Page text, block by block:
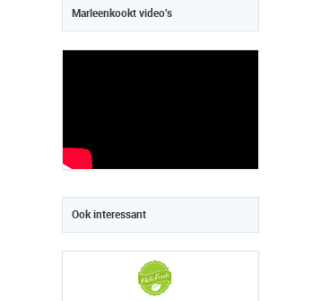
Marleenkookt video's
Ook interessant